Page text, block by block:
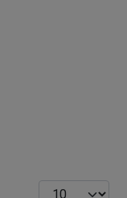
Tételek #